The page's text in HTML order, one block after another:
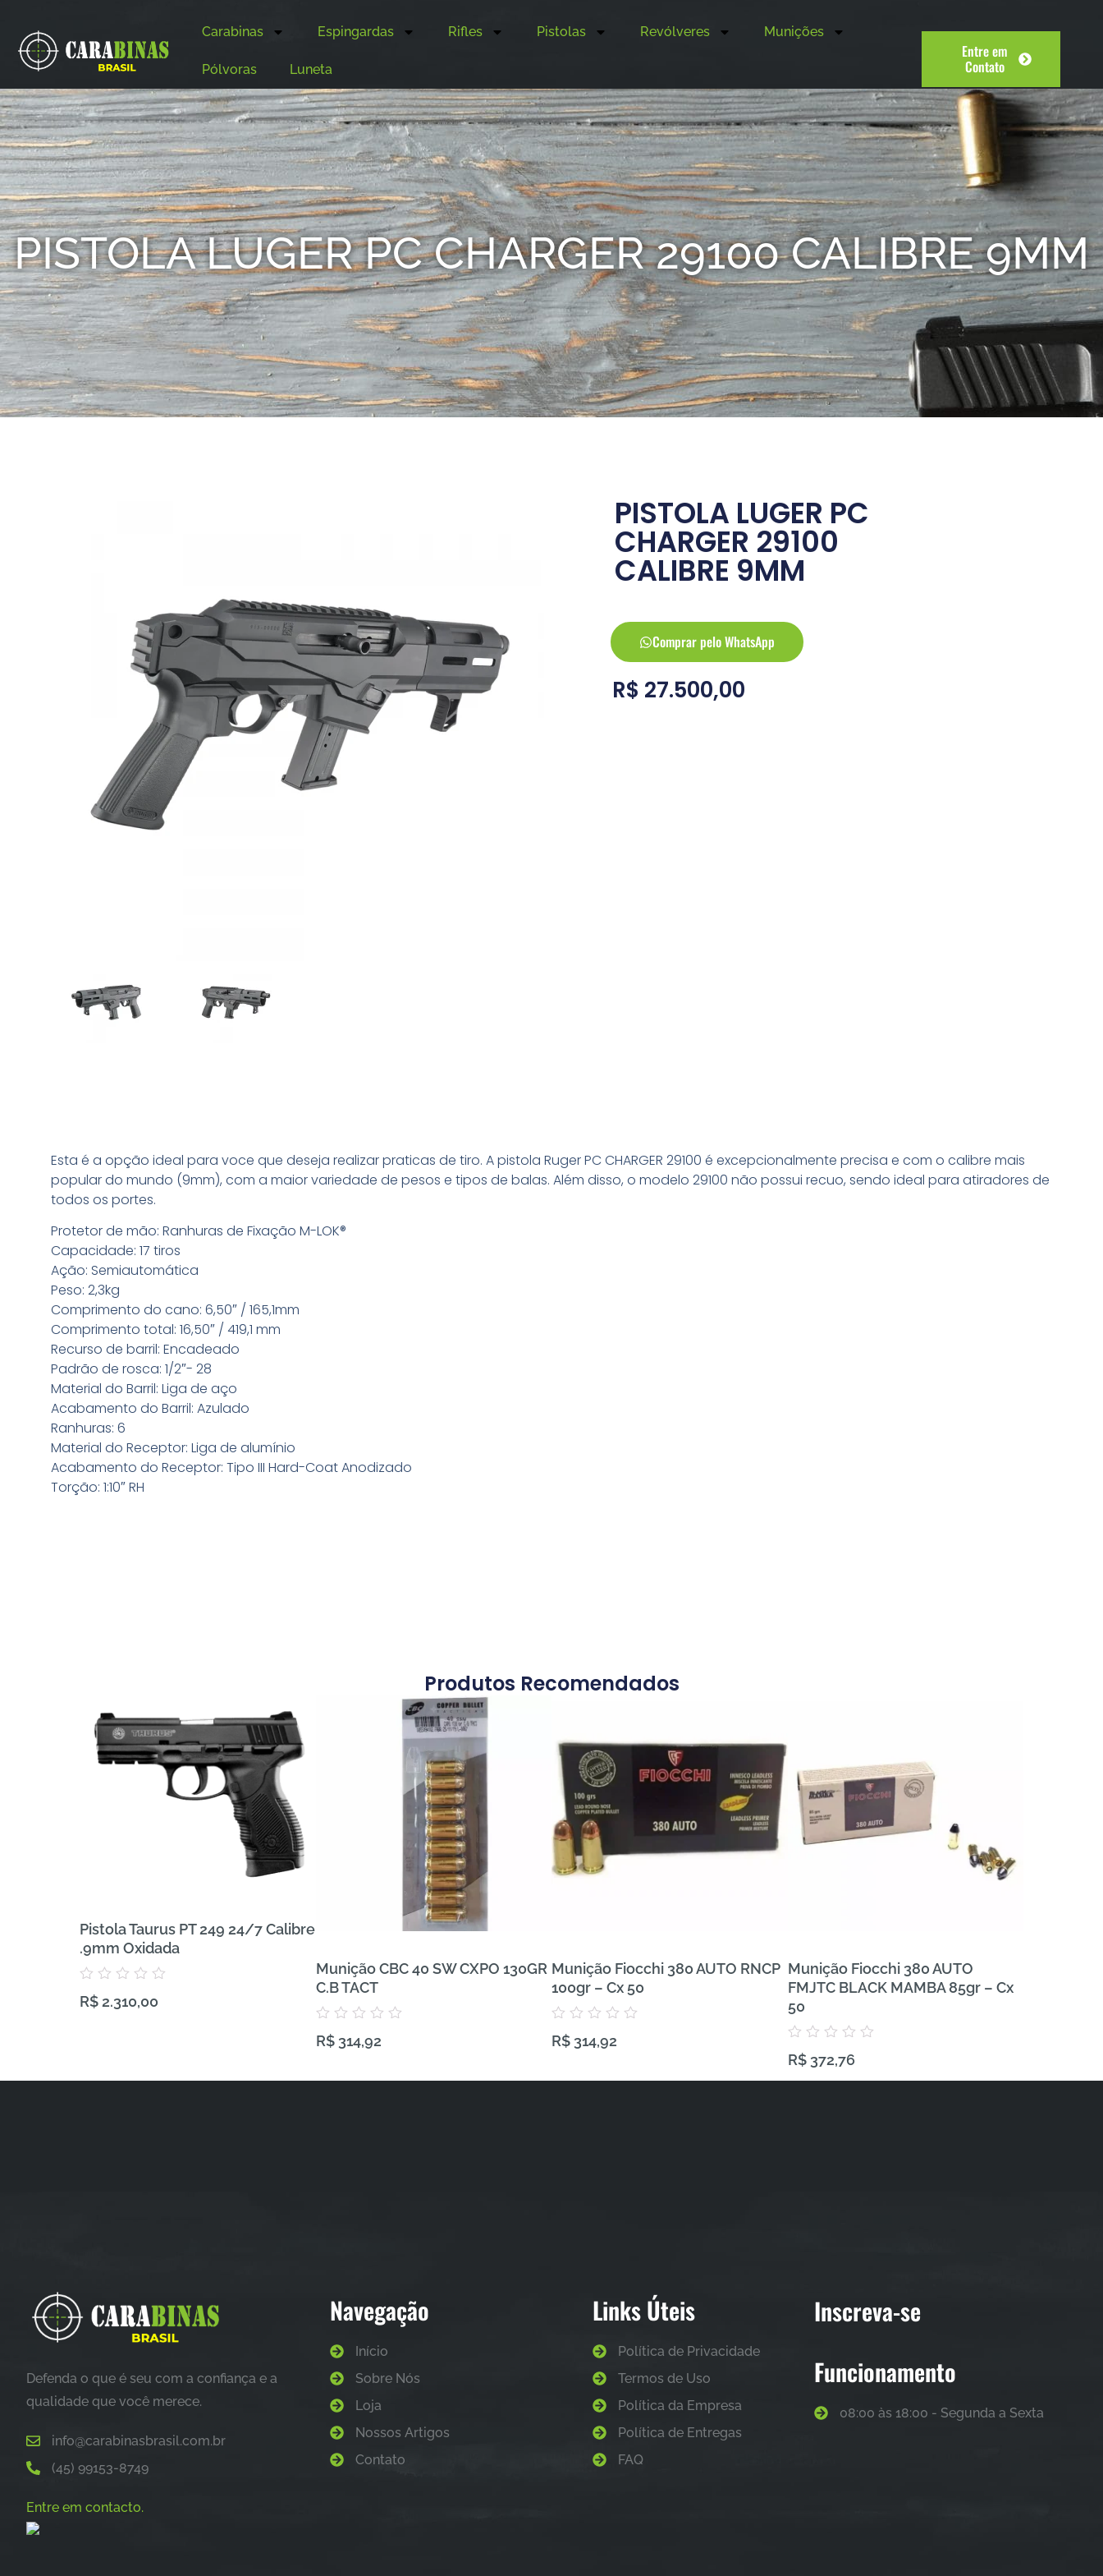
Carabinas Espingardas Rifles Pistolas Revólveres Munições
Pólvoras Luneta
Entre em
Contato
PISTOLA LUGER PC CHARGER 29100 CALIBRE 9MM
PISTOLA LUGER PC
CHARGER 29100
CALIBRE 9MM
Comprar pelo WhatsApp
R$ 27.500,00
Esta é a opção ideal para voce que deseja realizar praticas de tiro. A pistola Ruger PC CHARGER 29100 é excepcionalmente precisa e com o calibre mais
popular do mundo (9mm), com a maior variedade de pesos e tipos de balas. Além disso, o modelo 29100 não possui recuo, sendo ideal para atiradores de
todos os portes.
Protetor de mão: Ranhuras de Fixação M-LOK®
Capacidade: 17 tiros
Ação: Semiautomática
Peso: 2,3kg
Comprimento do cano: 6,50″ / 165,1mm
Comprimento total: 16,50″ / 419,1 mm
Recurso de barril: Encadeado
Padrão de rosca: 1/2″- 28
Material do Barril: Liga de aço
Acabamento do Barril: Azulado
Ranhuras: 6
Material do Receptor: Liga de alumínio
Acabamento do Receptor: Tipo III Hard-Coat Anodizado
Torção: 1:10″ RH
Produtos Recomendados
Pistola Taurus PT 249 24/7 Calibre
.9mm Oxidada
Avaliação
0
R$ 2.310,00
Munição CBC 40 SW CXPO 130GR
C.B TACT
Avaliação
0
R$314,92
Munição Fiocchi 380 AUTO RNCP
100gr – Cx 50
Avaliação
0
R$ 314,92
Munição Fiocchi 380 AUTO
FMJTC BLACK MAMBA 85gr – Cx
50
Avaliação
0
R$372,76
Defenda o que é seu com a confiança e a
qualidade que você merece.
info@carabinasbrasil.com.br
(45) 99153-8749
Entre em contacto.
Navegação
Início
Sobre Nós
Loja
Nossos Artigos
Contato
Links Úteis
Política de Privacidade
Termos de Uso
Política da Empresa
Política de Entregas
FAQ
Inscreva-se
Funcionamento
08:00 às 18:00 - Segunda a Sexta